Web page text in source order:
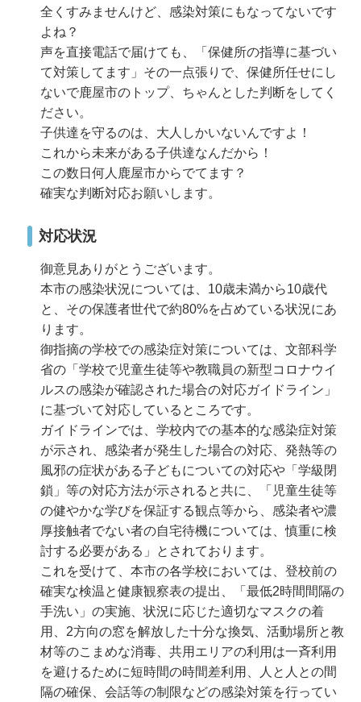
全くすみませんけど、感染対策にもなってないです
よね？
声を直接電話で届けても、「保健所の指導に基づい
て対策してます」その一点張りで、保健所任せにし
ないで鹿屋市のトップ、ちゃんとした判断をしてく
ださい。
子供達を守るのは、大人しかいないんですよ！
これから未来がある子供達なんだから！
この数日何人鹿屋市からでてます？
確実な判断対応お願いします。
対応状況
御意見ありがとうございます。
本市の感染状況については、10歳未満から10歳代
と、その保護者世代で約80%を占めている状況にあ
ります。
御指摘の学校での感染症対策については、文部科学
省の「学校で児童生徒等や教職員の新型コロナウイ
ルスの感染が確認された場合の対応ガイドライン」
に基づいて対応しているところです。
ガイドラインでは、学校内での基本的な感染症対策
が示され、感染者が発生した場合の対応、発熱等の
風邪の症状がある子どもについての対応や「学級閉
鎖」等の対応方法が示されると共に、「児童生徒等
の健やかな学びを保証する観点等から、感染者や濃
厚接触者でない者の自宅待機については、慎重に検
討する必要がある」とされております。
これを受けて、本市の各学校においては、登校前の
確実な検温と健康観察表の提出、「最低2時間間隔の
手洗い」の実施、状況に応じた適切なマスクの着
用、2方向の窓を解放した十分な換気、活動場所と教
材等のこまめな消毒、共用エリアの利用は一斉利用
を避けるために短時間の時間差利用、人と人との間
隔の確保、会話等の制限などの感染対策を行ってい